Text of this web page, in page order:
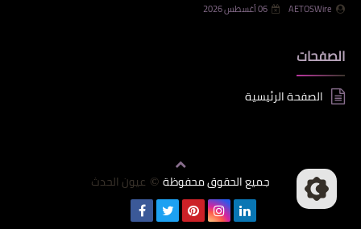
AETOSWire 06 أغسطس 2026
الصفحات
الصفحة الرئيسية
جميع الحقوق محفوظة © عيون الحدث